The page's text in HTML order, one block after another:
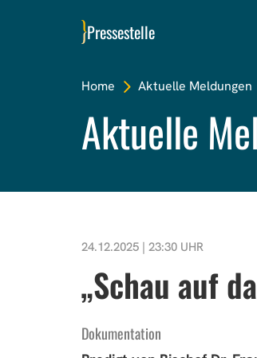
Pressestelle
Home Aktuelle Meldungen
Aktuelle
24.12.2025 | 23:30 UHR
„Schau auf
Dokumentation